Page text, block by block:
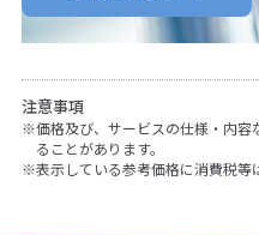
注意事項
価格及び、サービスの仕様・内容
ることがあります。
表示している参考価格に消費税等